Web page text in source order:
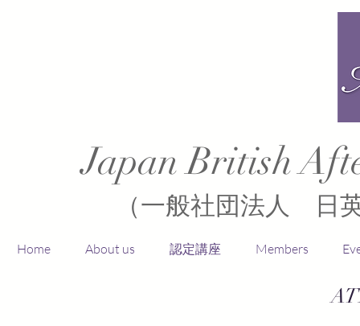
Japan British
（一般社団法人 日
Home About us 認定講座 Members